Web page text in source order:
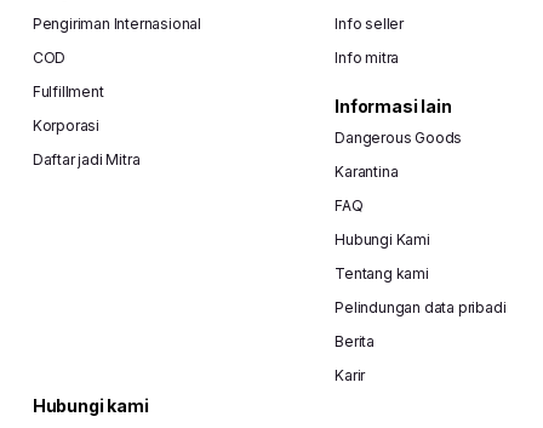
Pengiriman Internasional
COD
Fulfillment
Korporasi
Daftar jadi Mitra
Info seller
Info mitra
Informasi lain
Dangerous Goods
Karantina
FAQ
Hubungi Kami
Tentang kami
Pelindungan data pribadi
Berita
Karir
Hubungi kami